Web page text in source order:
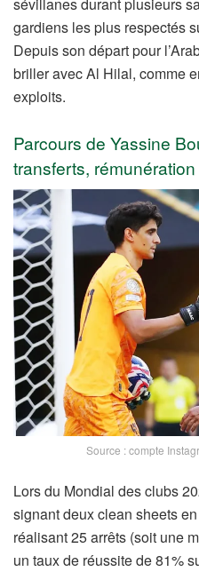
gardiens les plus respectés
Depuis son départ pour
briller avec Al Hilal, comme
exploits.
Parcours de Yassine
transferts,
Source : compte
Lors du Mondial des clubs
signant deux clean sheets
réalisant 25 arrêts (soit une
un taux de réussite de 81%